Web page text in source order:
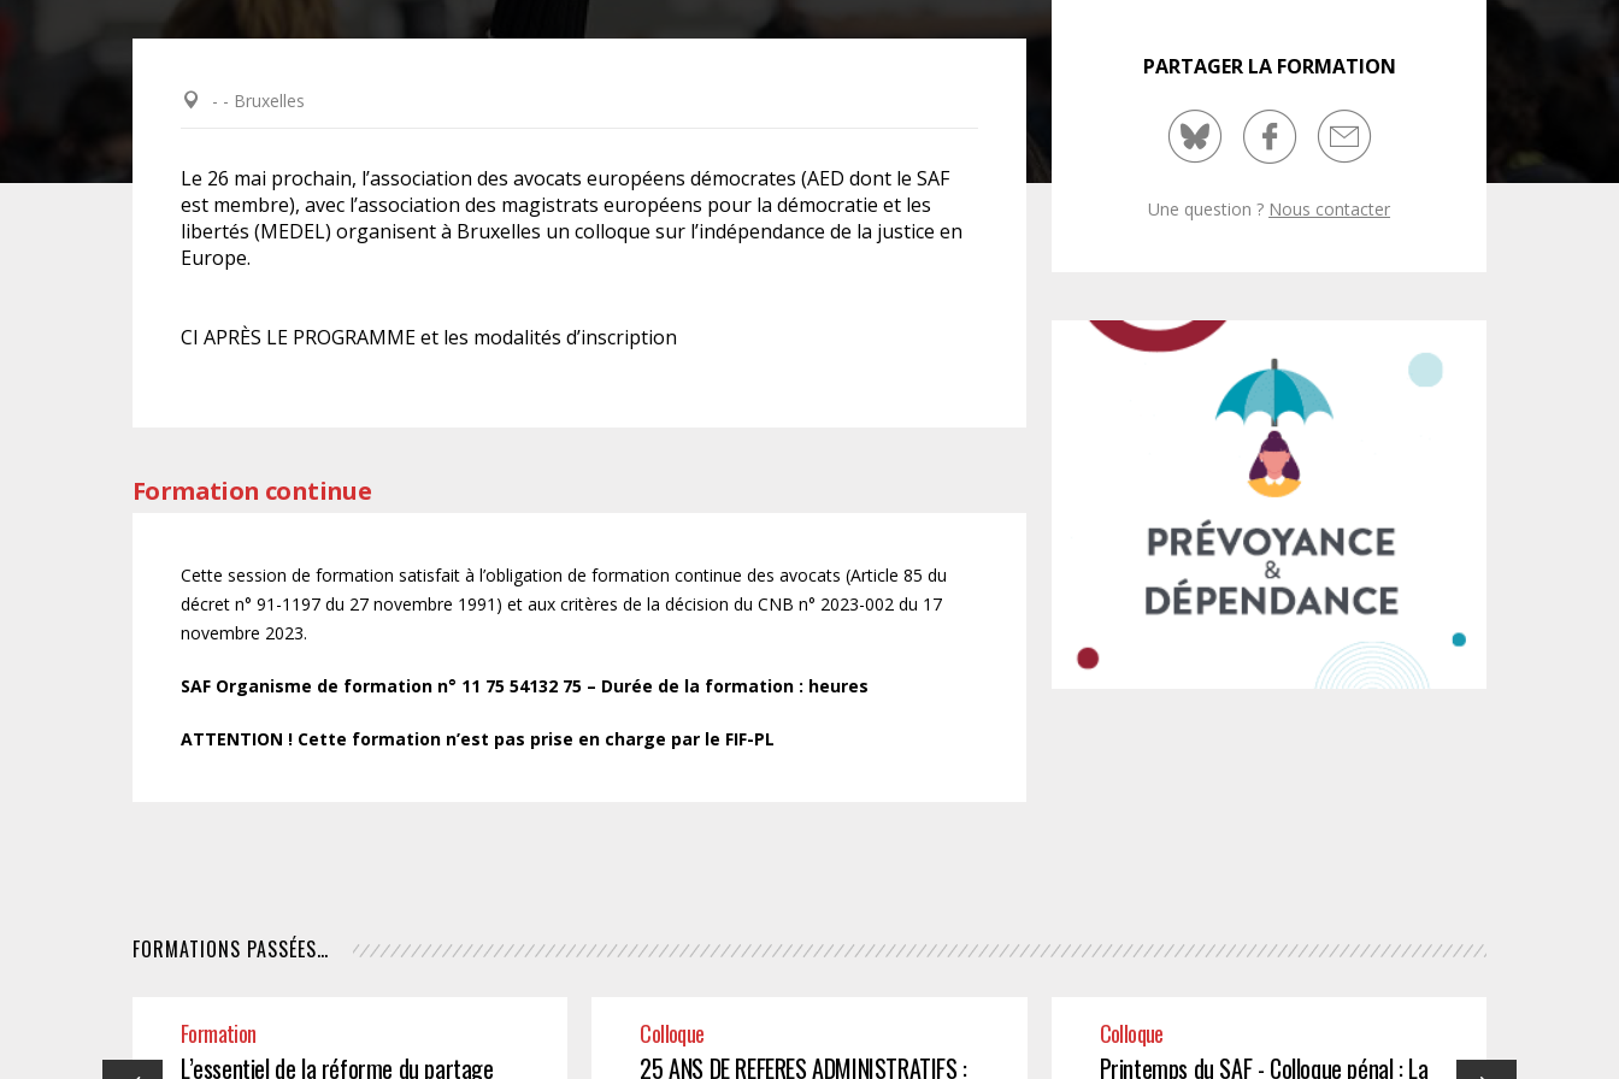
DROIT INTERNATIONAL
NUMÉRIQUE
POLICE / MAINTIEN DE L'ORDRE
- - Bruxelles
Le 26 mai prochain, l’association des avocats européens démocrates (AED dont le SAF
est membre), avec l’association des magistrats européens pour la démocratie et les
libertés (MEDEL) organisent à Bruxelles un colloque sur l’indépendance de la justice en
Europe.
CI APRÈS LE PROGRAMME et les modalités d’inscription
Formation continue
Cette session de formation satisfait à l’obligation de formation continue des avocats (Article 85 du
décret n° 91-1197 du 27 novembre 1991) et aux critères de la décision du CNB n° 2023-002 du 17
novembre 2023.
SAF Organisme de formation n° 11 75 54132 75 – Durée de la formation : heures
ATTENTION ! Cette formation n’est pas prise en charge par le FIF-PL
PARTAGER LA FORMATION
Une question ? Nous contacter
FORMATIONS PASSÉES…
Formation
L’essentiel de la réforme du partage
Colloque
25 ANS DE REFERES ADMINISTRATIFS :
Colloque
Printemps du SAF - Colloque pénal : La